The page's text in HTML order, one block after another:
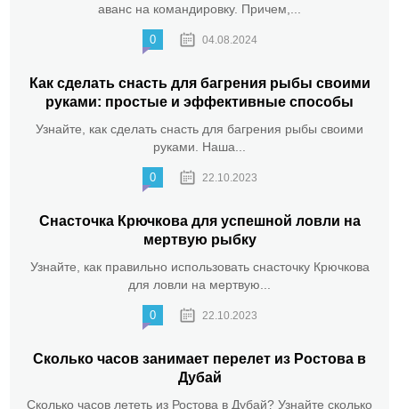
аванс на командировку. Причем,...
0 04.08.2024
Как сделать снасть для багрения рыбы своими
руками: простые и эффективные способы
Узнайте, как сделать снасть для багрения рыбы своими
руками. Наша...
0 22.10.2023
Снасточка Крючкова для успешной ловли на
мертвую рыбку
Узнайте, как правильно использовать снасточку Крючкова
для ловли на мертвую...
0 22.10.2023
Сколько часов занимает перелет из Ростова в
Дубай
Сколько часов лететь из Ростова в Дубай? Узнайте сколько